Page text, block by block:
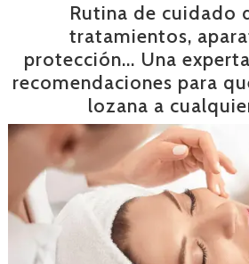
Rutina de cuidado
tratamientos,
protección... Una
recomendaciones para
lozana a